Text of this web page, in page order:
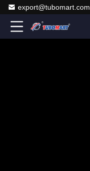
export@tubomart.com